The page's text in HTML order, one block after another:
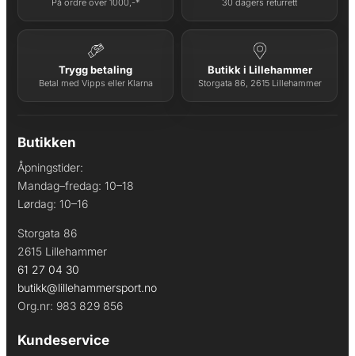
På ordre over 1000,-* 30 dagers returrett
Trygg betaling
Betal med Vipps eller Klarna
Butikk i Lillehammer
Storgata 86, 2615 Lillehammer
Butikken
Åpningstider:
Mandag–fredag: 10–18
Lørdag: 10–16
Storgata 86
2615 Lillehammer
61 27 04 30
butikk@lillehammersport.no
Org.nr: 983 829 856
Kundeservice